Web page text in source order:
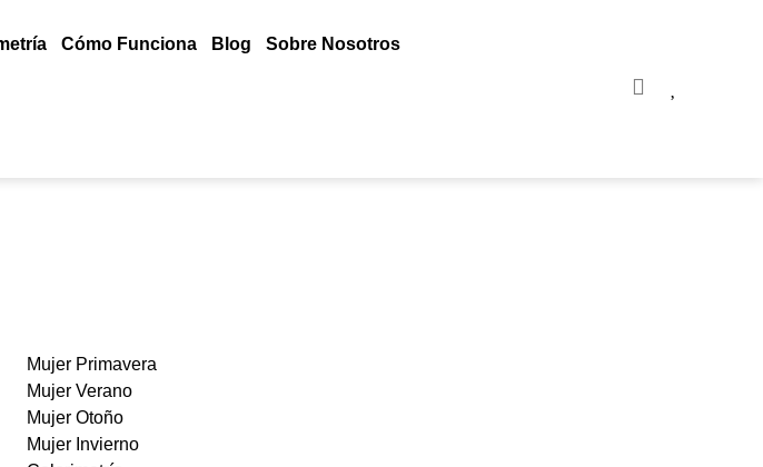
Cómo Funciona Blog Sobre Nosotros
Mujer Primavera
Mujer Verano
Mujer Otoño
Mujer Invierno